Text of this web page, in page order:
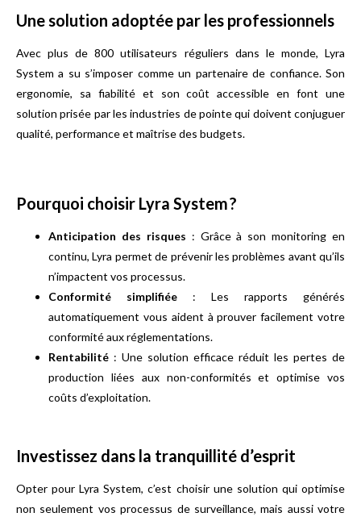
Une solution adoptée par les professionnels
Avec plus de 800 utilisateurs réguliers dans le monde, Lyra
System a su s’imposer comme un partenaire de confiance. Son
ergonomie, sa fiabilité et son coût accessible en font une
solution prisée par les industries de pointe qui doivent conjuguer
qualité, performance et maîtrise des budgets.
Pourquoi choisir Lyra System ?
Anticipation des risques : Grâce à son monitoring en
continu, Lyra permet de prévenir les problèmes avant qu’ils
n’impactent vos processus.
Conformité simplifiée : Les rapports générés
automatiquement vous aident à prouver facilement votre
conformité aux réglementations.
Rentabilité : Une solution efficace réduit les pertes de
production liées aux non-conformités et optimise vos
coûts d’exploitation.
Investissez dans la tranquillité d’esprit
Opter pour Lyra System, c’est choisir une solution qui optimise
non seulement vos processus de surveillance, mais aussi votre